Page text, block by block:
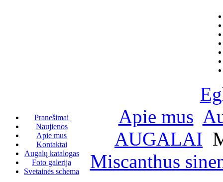
Pranešimai
Naujienos
Apie mus
Kontaktai
Augalų katalogas
Foto galerija
Svetainės schema
Apie mus
AUGALAI
Miscanthus